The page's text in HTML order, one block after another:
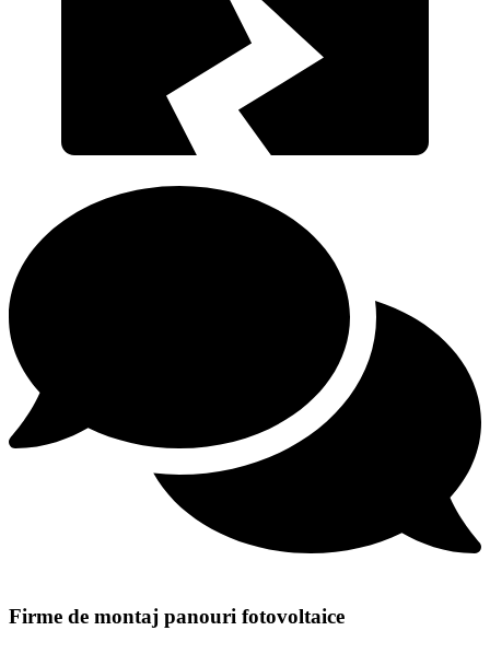
Firme de montaj panouri fotovoltaice